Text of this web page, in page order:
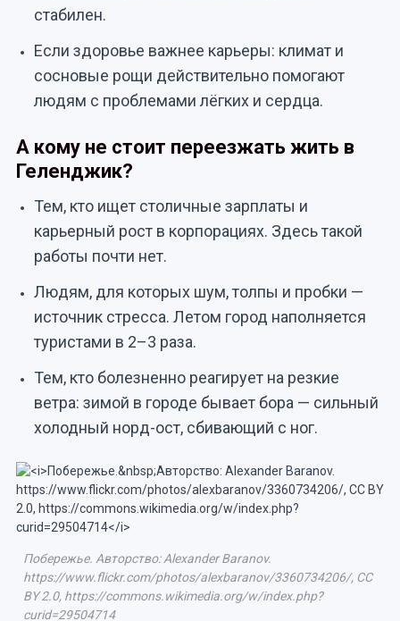
стабилен.
Если здоровье важнее карьеры: климат и
сосновые рощи действительно помогают
людям с проблемами лёгких и сердца.
А кому не стоит переезжать жить в
Геленджик?
Тем, кто ищет столичные зарплаты и
карьерный рост в корпорациях. Здесь такой
работы почти нет.
Людям, для которых шум, толпы и пробки —
источник стресса. Летом город наполняется
туристами в 2–3 раза.
Тем, кто болезненно реагирует на резкие
ветра: зимой в городе бывает бора — сильный
холодный норд-ост, сбивающий с ног.
Побережье. Авторство: Alexander Baranov.
https://www.flickr.com/photos/alexbaranov/3360734206/, CC
BY 2.0, https://commons.wikimedia.org/w/index.php?
curid=29504714